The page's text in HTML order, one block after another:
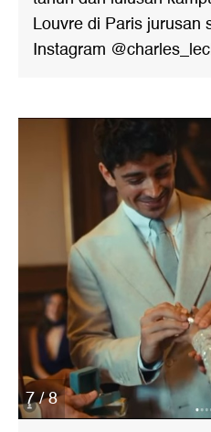
Louvre di Paris
Instagram
7 / 8